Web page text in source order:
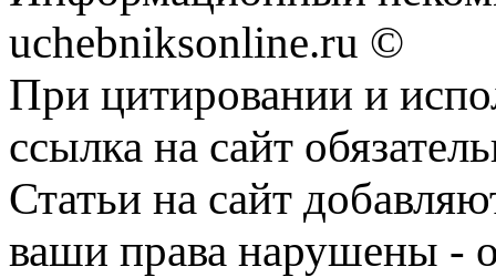
uchebniksonline.ru ©
При цитировании и
ссылка на сайт
Статьи на сайт
ваши права нарушены -